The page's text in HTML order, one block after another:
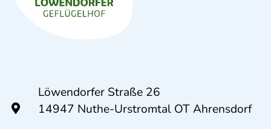
Löwendorfer Straße 26
14947 Nuthe-Urstromtal OT Ahrensdorf